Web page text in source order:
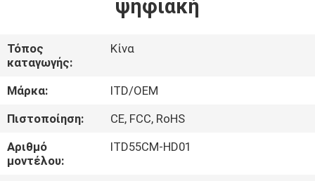
ΓΎΡΟΣ
ΕΡΓΟΣΤΑΣΊΩΝ
ΈΛΕΓΧΟΣ
ψηφιακή
Τόπος
καταγωγής:
Κίνα
Μάρκα:
ITD/OEM
Πιστοποίηση:
CE, FCC, RoHS
Αριθμό
μοντέλου:
ITD55CM-HD01